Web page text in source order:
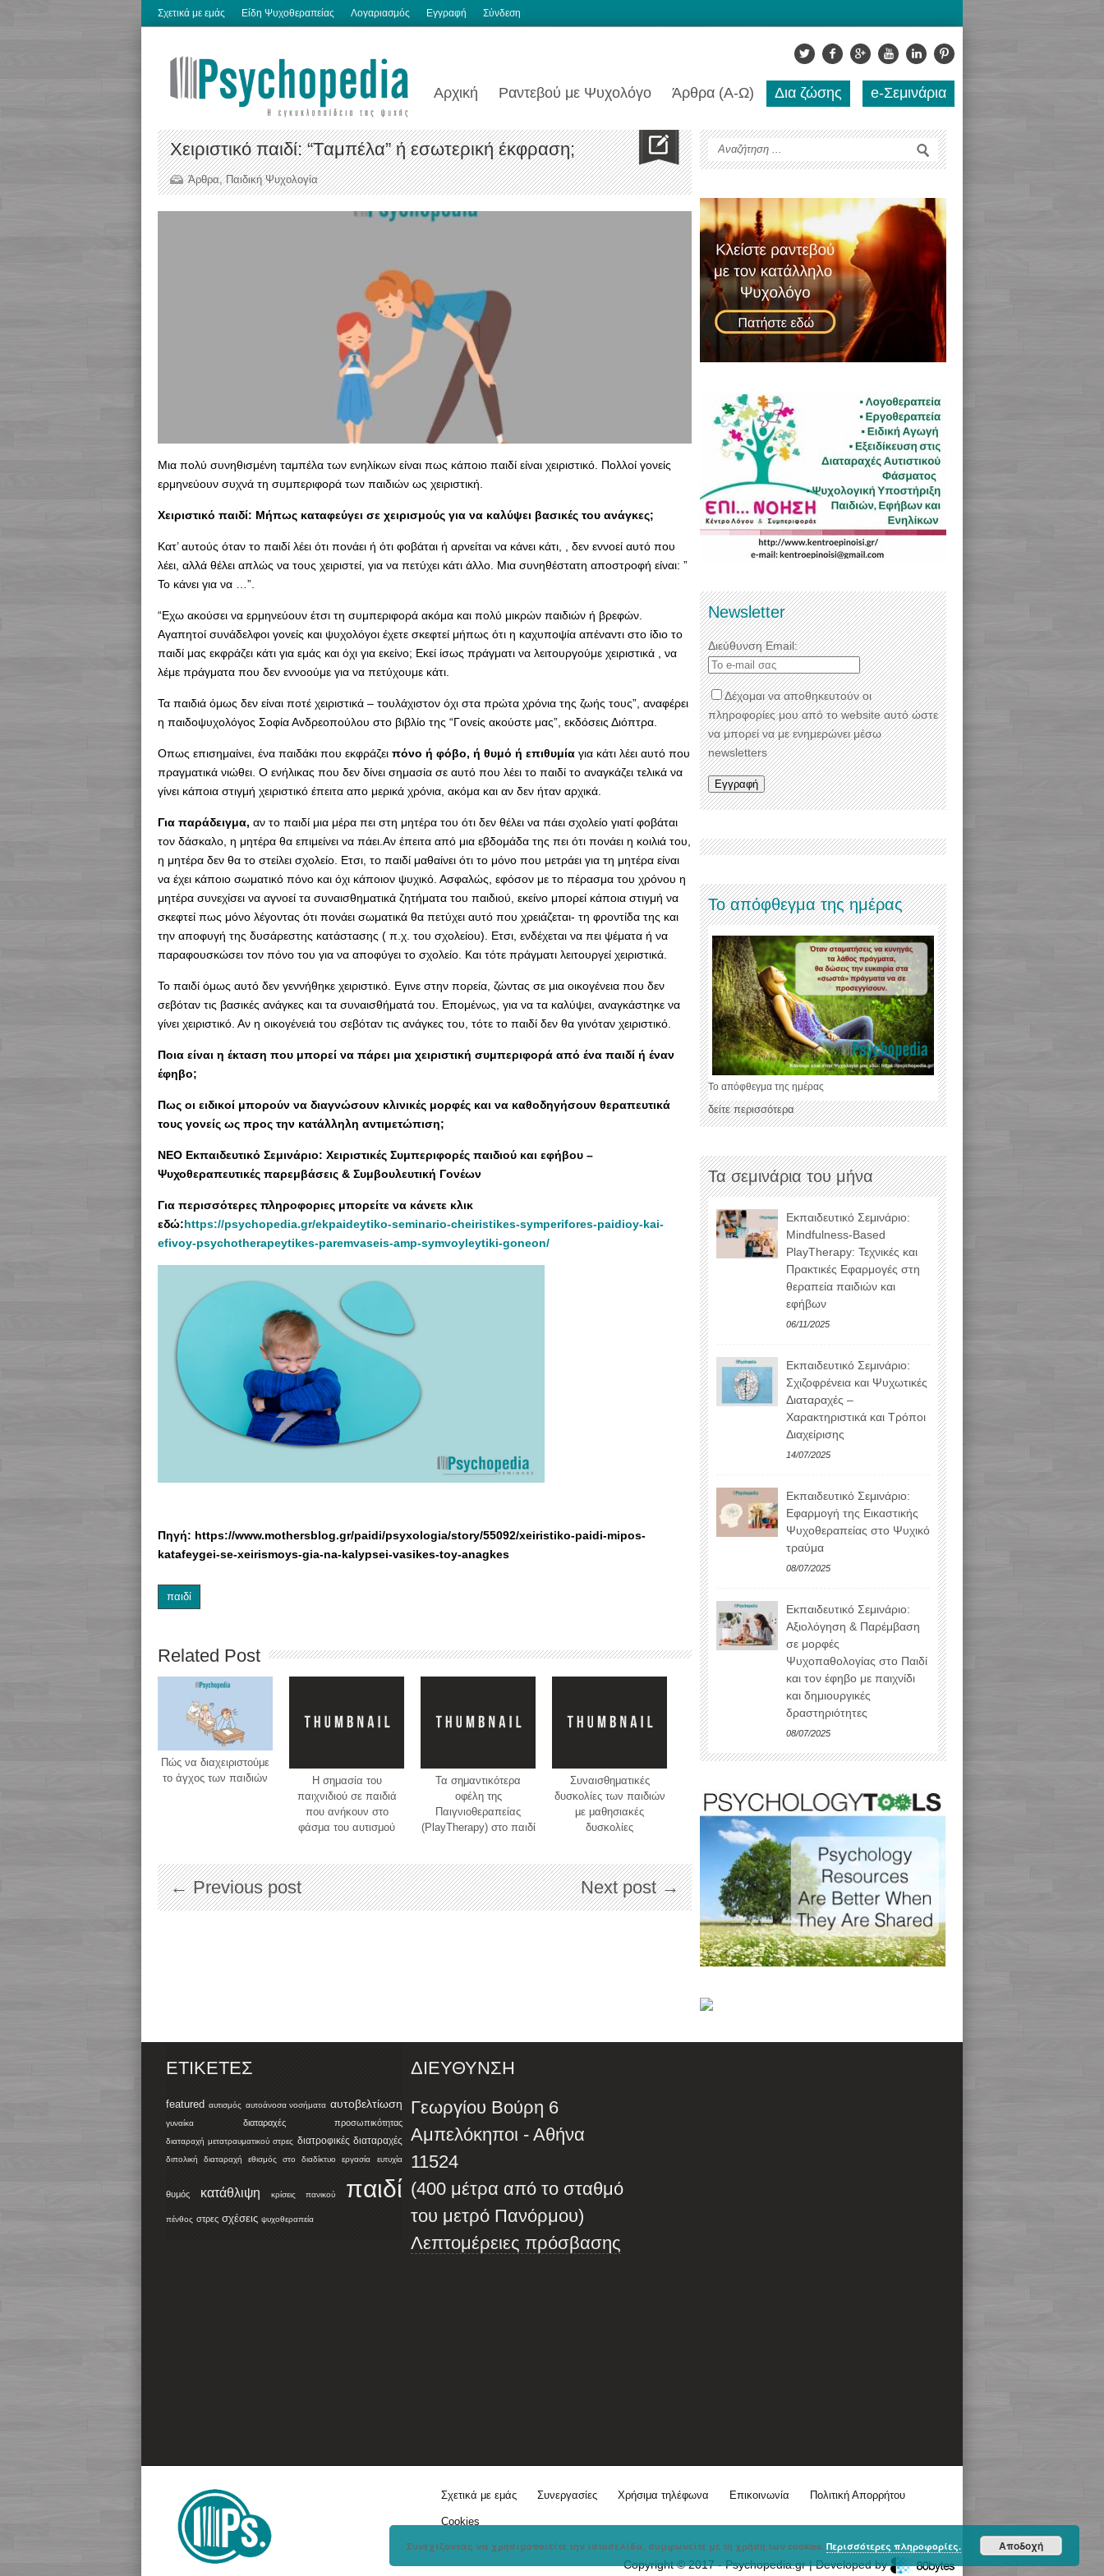
Σχετικά με εμάς Είδη Ψυχοθεραπείας Λογαριασμός Εγγραφή Σύνδεση
Αρχική Ραντεβού με Ψυχολόγο Άρθρα (Α-Ω) Δια ζώσης e-Σεμινάρια
Χειριστικό παιδί: “Tαμπέλα” ή εσωτερική έκφραση;
Άρθρα,Παιδική Ψυχολογία
Μια πολύ συνηθισμένη ταμπέλα των ενηλίκων είναι πως κάποιο παιδί είναι χειριστικό. Πολλοί γονείς
ερμηνεύουν συχνά τη συμπεριφορά των παιδιών ως χειριστική.
Χειριστικό παιδί: Μήπως καταφεύγει σε χειρισμούς για να καλύψει βασικές του ανάγκες;
Κατ’ αυτούς όταν το παιδί λέει ότι πονάει ή ότι φοβάται ή αρνείται να κάνει κάτι, , δεν εννοεί αυτό που
λέει, αλλά θέλει απλώς να τους χειριστεί, για να πετύχει κάτι άλλο. Μια συνηθέστατη αποστροφή είναι: ”
Το κάνει για να …”.
“Εχω ακούσει να ερμηνεύουν έτσι τη συμπεριφορά ακόμα και πολύ μικρών παιδιών ή βρεφών.
Αγαπητοί συνάδελφοι γονείς και ψυχολόγοι έχετε σκεφτεί μήπως ότι η καχυποψία απέναντι στο ίδιο το
παιδί μας εκφράζει κάτι για εμάς και όχι για εκείνο; Εκεί ίσως πράγματι να λειτουργούμε χειριστικά , να
λέμε πράγματα που δεν εννοούμε για να πετύχουμε κάτι.
Τα παιδιά όμως δεν είναι ποτέ χειριστικά – τουλάχιστον όχι στα πρώτα χρόνια της ζωής τους”, αναφέρει
η παιδοψυχολόγος Σοφία Ανδρεοπούλου στο βιβλίο της “Γονείς ακούστε μας”, εκδόσεις Διόπτρα.
Οπως επισημαίνει, ένα παιδάκι που εκφράζει πόνο ή φόβο, ή θυμό ή επιθυμία για κάτι λέει αυτό που
πραγματικά νιώθει. Ο ενήλικας που δεν δίνει σημασία σε αυτό που λέει το παιδί το αναγκάζει τελικά να
γίνει κάποια στιγμή χειριστικό έπειτα απο μερικά χρόνια, ακόμα και αν δεν ήταν αρχικά.
Για παράδειγμα, αν το παιδί μια μέρα πει στη μητέρα του ότι δεν θέλει να πάει σχολείο γιατί φοβάται
τον δάσκαλο, η μητέρα θα επιμείνει να πάει.Αν έπειτα από μια εβδομάδα της πει ότι πονάει η κοιλιά του,
η μητέρα δεν θα το στείλει σχολείο. Ετσι, το παιδί μαθαίνει ότι το μόνο που μετράει για τη μητέρα είναι
να έχει κάποιο σωματικό πόνο και όχι κάποιον ψυχικό. Ασφαλώς, εφόσον με το πέρασμα του χρόνου η
μητέρα συνεχίσει να αγνοεί τα συναισθηματικά ζητήματα του παιδιού, εκείνο μπορεί κάποια στιγμή να
σκεφτεί πως μόνο λέγοντας ότι πονάει σωματικά θα πετύχει αυτό που χρειάζεται- τη φροντίδα της και
την αποφυγή της δυσάρεστης κατάστασης ( π.χ. του σχολείου). Ετσι, ενδέχεται να πει ψέματα ή να
παραφουσκώσει τον πόνο του για να αποφύγει το σχολείο. Και τότε πράγματι λειτουργεί χειριστικά.
Το παιδί όμως αυτό δεν γεννήθηκε χειριστικό. Εγινε στην πορεία, ζώντας σε μια οικογένεια που δεν
σεβόταν τις βασικές ανάγκες και τα συναισθήματά του. Επομένως, για να τα καλύψει, αναγκάστηκε να
γίνει χειριστικό. Αν η οικογένειά του σεβόταν τις ανάγκες του, τότε το παιδί δεν θα γινόταν χειριστικό.
Ποια είναι η έκταση που μπορεί να πάρει μια χειριστική συμπεριφορά από ένα παιδί ή έναν
έφηβο;
Πως οι ειδικοί μπορούν να διαγνώσουν κλινικές μορφές και να καθοδηγήσουν θεραπευτικά
τους γονείς ως προς την κατάλληλη αντιμετώπιση;
ΝΕΟ Εκπαιδευτικό Σεμινάριο: Χειριστικές Συμπεριφορές παιδιού και εφήβου –
Ψυχοθεραπευτικές παρεμβάσεις & Συμβουλευτική Γονέων
Για περισσότερες πληροφοριες μπορείτε να κάνετε κλικ
εδώ:https://psychopedia.gr/ekpaideytiko-seminario-cheiristikes-symperifores-paidioy-kai-
efivoy-psychotherapeytikes-paremvaseis-amp-symvoyleytiki-goneon/
Πηγή: https://www.mothersblog.gr/paidi/psyxologia/story/55092/xeiristiko-paidi-mipos-
katafeygei-se-xeirismoys-gia-na-kalypsei-vasikes-toy-anagkes
παιδί
Related Post
Πώς να διαχειριστούμε
το άγχος των παιδιών
H σημασία του
παιχνιδιού σε παιδιά
που ανήκουν στο
φάσμα του αυτισμού
Τα σημαντικότερα
oφέλη της
Παιγνιοθεραπείας
(PlayTherapy) στο παιδί
Συναισθηματικές
δυσκολίες των παιδιών
με μαθησιακές
δυσκολίες
← Previous post Next post →
Newsletter
Διεύθυνση Email:
Δέχομαι να αποθηκευτούν οι
πληροφορίες μου από το website αυτό ώστε
να μπορεί να με ενημερώνει μέσω
newsletters
Το απόφθεγμα της ημέρας
Το απόφθεγμα της ημέρας
δείτε περισσότερα
Τα σεμινάρια του μήνα
Εκπαιδευτικό Σεμινάριο:
Mindfulness-Based
PlayTherapy: Τεχνικές και
Πρακτικές Εφαρμογές στη
θεραπεία παιδιών και
εφήβων
06/11/2025
Εκπαιδευτικό Σεμινάριο:
Σχιζοφρένεια και Ψυχωτικές
Διαταραχές –
Χαρακτηριστικά και Τρόποι
Διαχείρισης
14/07/2025
Εκπαιδευτικό Σεμινάριο:
Εφαρμογή της Εικαστικής
Ψυχοθεραπείας στο Ψυχικό
τραύμα
08/07/2025
Εκπαιδευτικό Σεμινάριο:
Αξιολόγηση & Παρέμβαση
σε μορφές
Ψυχοπαθολογίας στο Παιδί
και τον έφηβο με παιχνίδι
και δημιουργικές
δραστηριότητες
08/07/2025
ΕΤΙΚΈΤΕΣ
featured αυτισμός αυτοάνοσα νοσήματα αυτοβελτίωση
γυναίκα διαταραχές προσωπικότητας
διαταραχή μετατραυματικού στρες διατροφικές διαταραχές
διπολική διαταραχή εθισμός στο διαδίκτυο εργασία ευτυχία
θυμός κατάθλιψη κρίσεις πανικού παιδί
πένθος στρες σχέσεις ψυχοθεραπεία
ΔΙΕΥΘΥΝΣΗ
Γεωργίου Βούρη 6
Αμπελόκηποι - Αθήνα
11524
(400 μέτρα από το σταθμό
του μετρό Πανόρμου)
Λεπτομέρειες πρόσβασης
Σχετικά με εμάς Συνεργασίες Χρήσιμα τηλέφωνα Επικοινωνία Πολιτική Απορρήτου
Cookies
Copyright © 2017 - Psychopedia.gr | Developed by
Συνεχίζοντας να χρησιμοποιείτε την ιστοσελίδα, συμφωνείτε με τη χρήση των cookies. Περισσότερες πληροφορίες. Αποδοχή